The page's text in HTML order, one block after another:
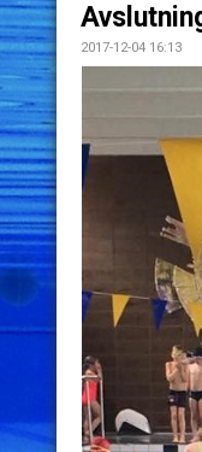
2017-12-04 16:13